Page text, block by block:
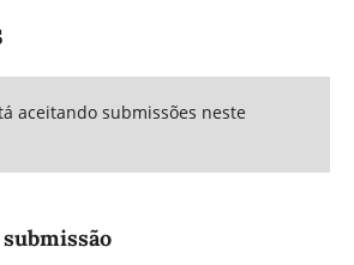
aceitando submissões neste